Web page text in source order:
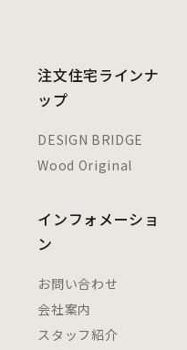
注文住宅ラインナ
ップ
DESIGN BRIDGE
Wood Original
インフォメーショ
ン
お問い合わせ
会社案内
スタッフ紹介